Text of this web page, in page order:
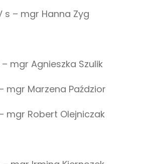
s – mgr Hanna Zyg
– mgr Agnieszka Szulik
mgr Marzena Paździor
mgr Robert Olejniczak